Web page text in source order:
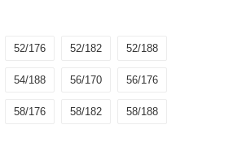
52/176 52/182 52/188
54/188 56/170 56/176
58/176 58/182 58/188